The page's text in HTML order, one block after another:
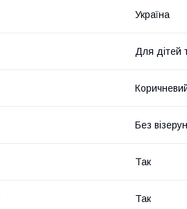
Україна
Для дітей
Без
Так
Так